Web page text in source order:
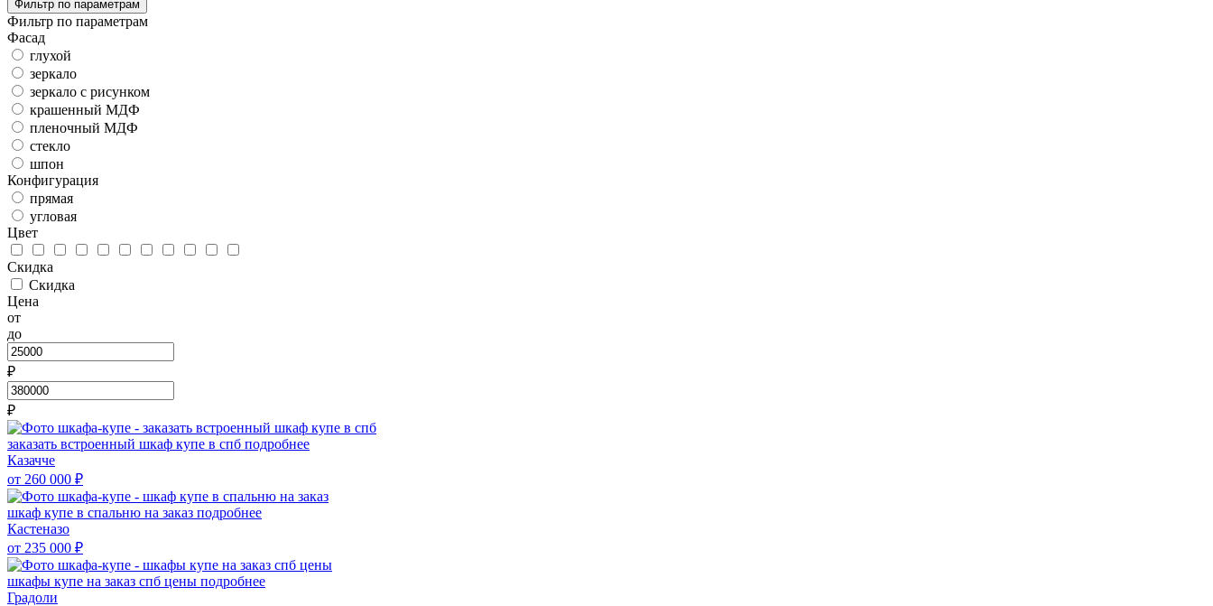
Фильтр по параметрам
Фильтр по параметрам
Фасад
глухой
зеркало
зеркало с рисунком
крашенный МДФ
пленочный МДФ
стекло
шпон
Конфигурация
прямая
угловая
Цвет
Скидка
Скидка
Цена
от
до
₽
₽
заказать встроенный шкаф купе в спб подробнее
Казачче
от 260 000 ₽
шкаф купе в спальню на заказ подробнее
Кастеназо
от 235 000 ₽
шкафы купе на заказ спб цены подробнее
Градоли